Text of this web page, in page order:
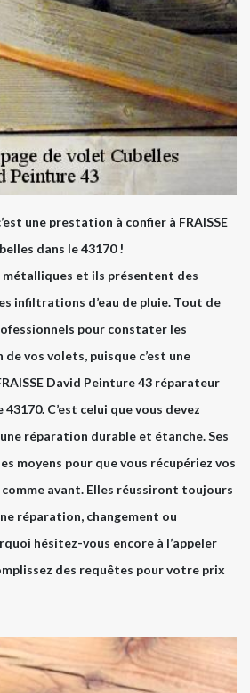
une prestation à confier à FRAISSE
dans le 43170 !
et ils présentent des
infiltrations d’eau de pluie. Tout de
pour constater les
de vos volets, puisque c’est une
David Peinture 43 réparateur
C’est celui que vous devez
réparation durable et étanche. Ses
moyens pour que vous récupériez vos
avant. Elles réussiront toujours
réparation, changement ou
hésitez-vous encore à l’appeler
des requêtes pour votre prix